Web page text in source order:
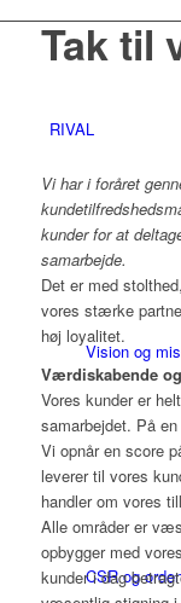
RIVAL
Vision og
CSR og
Tak til
Vi har i foråret
kunder for at
samarbejde.
Det er med
vores stærke
høj loyalitet.
Værdiskabende
Vores kunder er
samarbejdet. På
Vi opnår en score
leverer til vores
handler om vores
Alle områder er
opbygger med
kunder i dag